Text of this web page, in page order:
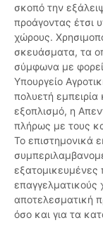
σκοπό την
προάγοντας έτσι
χώρους.
σκευάσματα, τα
σύμφωνα με
Υπουργείο
πολυετή εμπειρία
εξοπλισμό, η
πλήρως με τους
Το επιστημονικά
εξατομικευμένες
επαγγελματικούς
αποτελεσματική
όσο και για τα